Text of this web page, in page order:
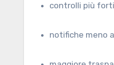
controlli più
notifiche meno